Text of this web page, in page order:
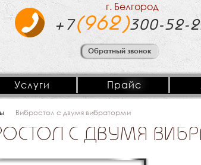
г. Белгород
+7(962)300-52-
Обратный звонок
Услуги Прайс
Вибростол с двумя вибраторми
С ДВУМЯ